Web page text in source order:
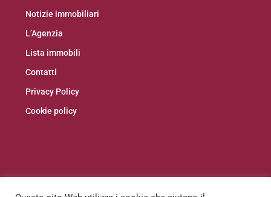
Notizie immobiliari
L’Agenzia
Lista immobili
Contatti
Privacy Policy
Cookie policy